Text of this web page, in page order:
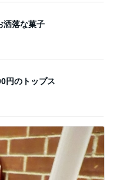
洒落な菓子
円のトップス